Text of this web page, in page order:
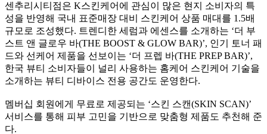
센추리시티점은 K스킨케어에 관심이 많은 현지 소비자의 특
성을 반영해 국내 표준매장 대비 스킨케어 상품 매대를 1.5배
규모로 조성했다. 트렌디한 세럼과 에센스를 소개하는 ‘더 부
스트 앤 글로우 바(THE BOOST & GLOW BAR)’, 인기 토너 패
드와 선케어 제품을 선보이는 ‘더 프렙 바(THE PREP BAR)’,
한국 뷰티 소비자들이 널리 사용하는 홈케어 스킨케어 기술을
소개하는 뷰티 디바이스 전용 공간도 운영한다.
멤버십 회원에게 무료로 제공되는 ‘스킨 스캔(SKIN SCAN)’
서비스를 통해 피부 고민을 기반으로 맞춤형 제품도 추천해 준
다.